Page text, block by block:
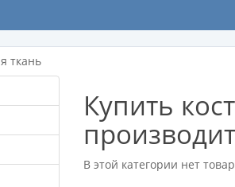
ткань
Купить
В этой категории нет